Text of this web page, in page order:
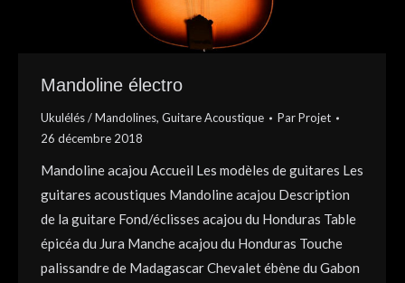
Mandoline électro
Ukulélés / Mandolines, Guitare Acoustique ParProjet
26 décembre 2018
Mandoline acajou Accueil Les modèles de guitares Les
guitares acoustiques Mandoline acajou Description
de la guitare Fond/éclisses acajou du Honduras Table
épicéa du Jura Manche acajou du Honduras Touche
palissandre de Madagascar Chevalet ébène du Gabon